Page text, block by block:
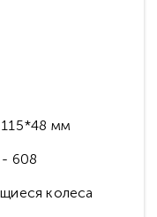
мм
- 608
колеса